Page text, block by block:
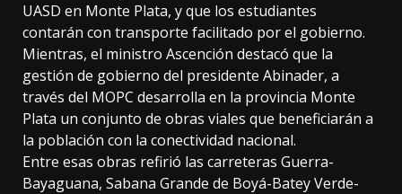
UASD en Monte Plata, y que los estudiantes
contarán con transporte facilitado por el gobierno.
Mientras, el ministro Ascención destacó que la
gestión de gobierno del presidente Abinader, a
través del MOPC desarrolla en la provincia Monte
Plata un conjunto de obras viales que beneficiarán a
la población con la conectividad nacional.
Entre esas obras refirió las carreteras Guerra-
Bayaguana, Sabana Grande de Boyá-Batey Verde-